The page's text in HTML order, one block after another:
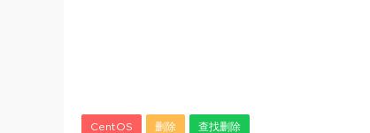
CentOS 删除 查找删除